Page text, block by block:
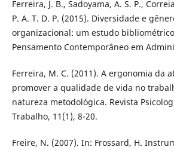
Ferreira, J. B., Sadoyama, A. S. P.,
P. A. T. D. P. (2015). Diversidade e
organizacional: um estudo
Pensamento Contemporâneo em
Ferreira, M. C. (2011). A ergonomia da
promover a qualidade de vida no
natureza metodológica. Revista
Trabalho, 11(1), 8-20.
Freire, N. (2007). In: Frossard, H.